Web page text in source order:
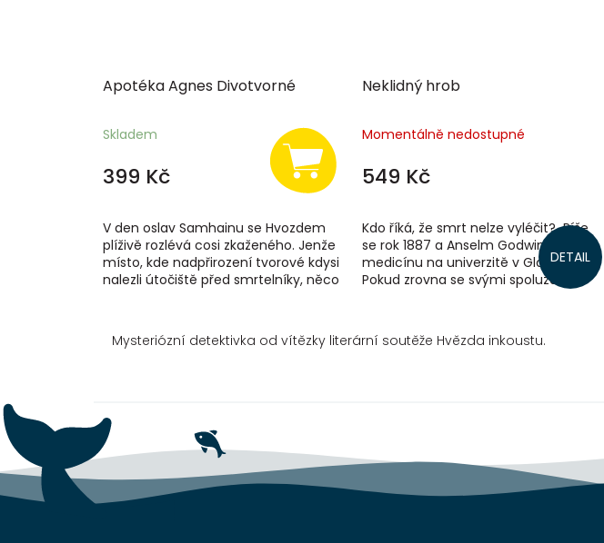
Apotéka Agnes Divotvorné
Skladem
399 Kč
V den oslav Samhainu se Hvozdem
plíživě rozlévá cosi zkaženého. Jenže
místo, kde nadpřirození tvorové kdysi
nalezli útočiště před smrtelníky, něco
Neklidný hrob
Momentálně nedostupné
549 Kč
DETAIL
Kdo říká, že smrt nelze vyléčit? Píše
se rok 1887 a Anselm Godwin studuje
medicínu na univerzitě v Glasgow.
Pokud zrovna se svými spolužáky
Mysteriózní detektivka od vítězky literární soutěže Hvězda inkoustu.